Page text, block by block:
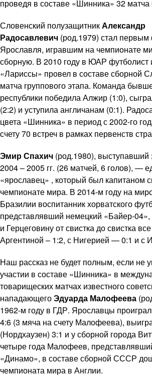
проведя в составе «Шинника» 32 матча
Словенский полузащитникАлександр
Радосавлевич (род.1979) стал первым
Ярославля, игравшим на чемпионате
сборную. В 2010 году в ЮАР футболист
«Лариссы» провел в составе сборной
матча группового этапа. Команда
республики победила Алжир (1:0),
(2:2) и уступила англичанам (0:1).
цвета «Шинника» в период с 2002-го
счету 70 встреч в рамках первенств
Эмир Спахич (род.1980),
2004 – 2005 гг. (26 матчей, 6 голов), —
«ярославец» , который был капитаном
чемпионате мира. В 2014-м году на
Бразилии воспитанник хорватского
представлявший немецкий «Байер-
и Герцеговину от свистка до свистка
Аргентиной – 1:2, с Нигерией — 0:1 и с
Наш рассказ не будет полным, если не
участии в составе «Шинника» в
товарищеских матчах известного
нападающегоЭдуарда Малофеева
1962-м году в ГДР. Ярославцы
4:6 (3 мяча на счету Малофеева),
(Нордхаузен) 3:1 и у сборной города
четыре года Малофеев,
«Динамо», в составе сборной СССР
чемпионата мира в Англии.